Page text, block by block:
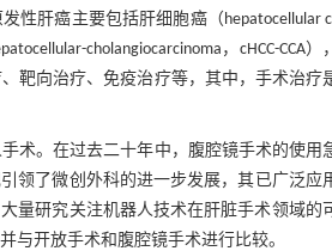
肝癌主要包括肝细胞癌（hepatocellular
cholangiocarcinoma，cHCC-CCA
靶向治疗、免疫治疗等，其中，手术治疗
术。在过去二十年中，腹腔镜手术的使用
领了微创外科的进一步发展，其已广泛应
大量研究关注机器人技术在肝脏手术领域的
与开放手术和腹腔镜手术进行比较。